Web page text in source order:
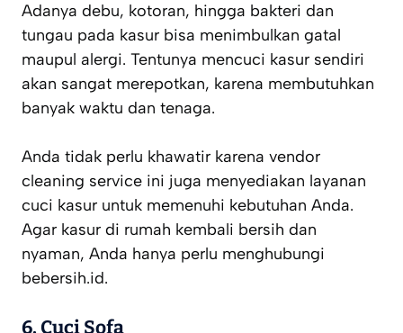
Adanya debu, kotoran, hingga bakteri dan
tungau pada kasur bisa menimbulkan gatal
maupul alergi. Tentunya mencuci kasur sendiri
akan sangat merepotkan, karena membutuhkan
banyak waktu dan tenaga.
Anda tidak perlu khawatir karena vendor
cleaning service ini juga menyediakan layanan
cuci kasur untuk memenuhi kebutuhan Anda.
Agar kasur di rumah kembali bersih dan
nyaman, Anda hanya perlu menghubungi
bebersih.id.
6.Cuci Sofa